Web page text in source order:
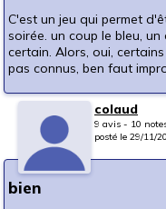
C'est un jeu qui permet
soirée. un coup le bleu,
certain. Alors, oui,
pas connus, ben faut
colaud
9 avis - 10
posté le 29/11/
bien